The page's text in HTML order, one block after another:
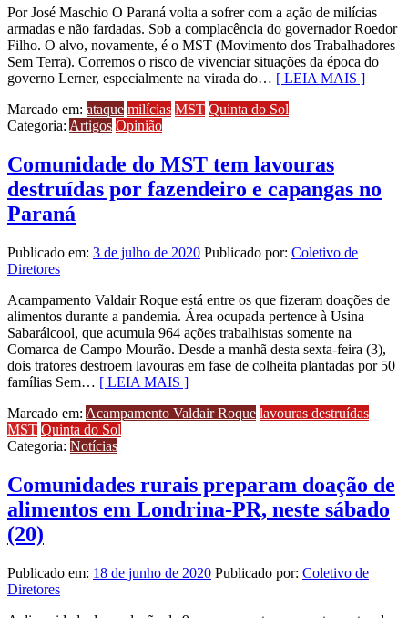
Por José Maschio O Paraná volta a sofrer com a ação de milícias
armadas e não fardadas. Sob a complacência do governador Roedor
Filho. O alvo, novamente, é o MST (Movimento dos Trabalhadores
Sem Terra). Corremos o risco de vivenciar situações da época do
governo Lerner, especialmente na virada do… [ LEIA MAIS ]
Marcado em: ataque milícias MST Quinta do Sol
Categoria: Artigos Opinião
Comunidade do MST tem lavouras
destruídas por fazendeiro e capangas no
Paraná
Publicado em: 3 de julho de 2020 Publicado por: Coletivo de
Diretores
Acampamento Valdair Roque está entre os que fizeram doações de
alimentos durante a pandemia. Área ocupada pertence à Usina
Sabarálcool, que acumula 964 ações trabalhistas somente na
Comarca de Campo Mourão. Desde a manhã desta sexta-feira (3),
dois tratores destroem lavouras em fase de colheita plantadas por 50
famílias Sem… [ LEIA MAIS ]
Marcado em: Acampamento Valdair Roque lavouras destruídas
MST Quinta do Sol
Categoria: Notícias
Comunidades rurais preparam doação de
alimentos em Londrina-PR, neste sábado
(20)
Publicado em: 18 de junho de 2020 Publicado por: Coletivo de
Diretores